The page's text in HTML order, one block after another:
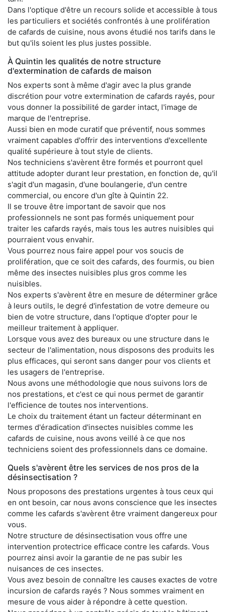
Dans l'optique d'être un recours solide et accessible à tous
les particuliers et sociétés confrontés à une prolifération
de cafards de cuisine, nous avons étudié nos tarifs dans le
but qu'ils soient les plus justes possible.
À Quintin les qualités de notre structure
d'extermination de cafards de maison
Nos experts sont à même d'agir avec la plus grande
discrétion pour votre extermination de cafards rayés, pour
vous donner la possibilité de garder intact, l'image de
marque de l'entreprise.
Aussi bien en mode curatif que préventif, nous sommes
vraiment capables d'offrir des interventions d'excellente
qualité supérieure à tout style de clients.
Nos techniciens s'avèrent être formés et pourront quel
attitude adopter durant leur prestation, en fonction de, qu'il
s'agit d'un magasin, d'une boulangerie, d'un centre
commercial, ou encore d'un gîte à Quintin 22.
Il se trouve être important de savoir que nos
professionnels ne sont pas formés uniquement pour
traiter les cafards rayés, mais tous les autres nuisibles qui
pourraient vous envahir.
Vous pourrez nous faire appel pour vos soucis de
prolifération, que ce soit des cafards, des fourmis, ou bien
même des insectes nuisibles plus gros comme les
nuisibles.
Nos experts s'avèrent être en mesure de déterminer grâce
à leurs outils, le degré d'infestation de votre demeure ou
bien de votre structure, dans l'optique d'opter pour le
meilleur traitement à appliquer.
Lorsque vous avez des bureaux ou une structure dans le
secteur de l'alimentation, nous disposons des produits les
plus efficaces, qui seront sans danger pour vos clients et
les usagers de l'entreprise.
Nous avons une méthodologie que nous suivons lors de
nos prestations, et c'est ce qui nous permet de garantir
l'efficience de toutes nos interventions.
Le choix du traitement étant un facteur déterminant en
termes d'éradication d'insectes nuisibles comme les
cafards de cuisine, nous avons veillé à ce que nos
techniciens soient des professionnels dans ce domaine.
Quels s'avèrent être les services de nos pros de la
désinsectisation ?
Nous proposons des prestations urgentes à tous ceux qui
en ont besoin, car nous avons conscience que les insectes
comme les cafards s'avèrent être vraiment dangereux pour
vous.
Notre structure de désinsectisation vous offre une
intervention protectrice efficace contre les cafards. Vous
pourrez ainsi avoir la garantie de ne pas subir les
nuisances de ces insectes.
Vous avez besoin de connaître les causes exactes de votre
incursion de cafards rayés ? Nous sommes vraiment en
mesure de vous aider à répondre à cette question.